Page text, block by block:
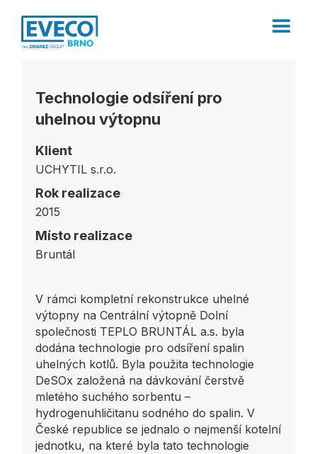
Technologie odsíření pro
uhelnou výtopnu
Klient
UCHYTIL s.r.o.
Rok realizace
2015
Místo realizace
Bruntál
V rámci kompletní rekonstrukce uhelné
výtopny na Centrální výtopně Dolní
společnosti TEPLO BRUNTÁL a.s. byla
dodána technologie pro odsíření spalin
uhelných kotlů. Byla použita technologie
DeSOx založená na dávkování čerstvě
mletého suchého sorbentu –
hydrogenuhličitanu sodného do spalin. V
České republice se jednalo o nejmenší kotelní
jednotku, na které byla tato technologie